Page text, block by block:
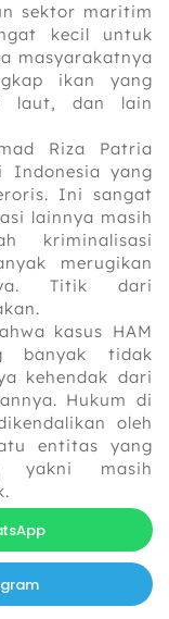
sektor maritim
kecil untuk
masyarakatnya
ikan yang
laut, dan lain
Riza Patria
Indonesia yang
Ini sangat
lainnya masih
kriminalisasi
merugikan
Titik dari
kasus HAM
banyak tidak
kehendak dari
Hukum di
oleh
entitas yang
yakni masih